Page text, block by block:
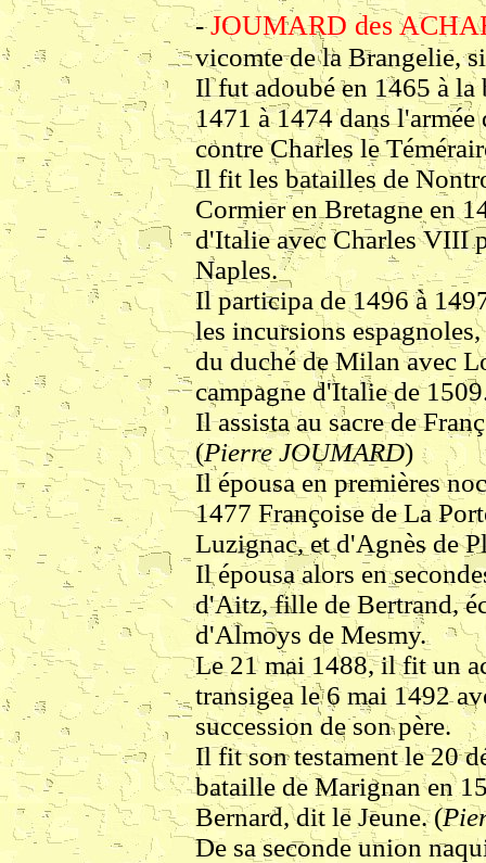
-JOUMARD des
vicomte de la Brangelie,
Il fut adoubé en 1465 à
1471 à 1474 dans
contre Charles le
Il fit les batailles de
Cormier en Bretagne en
d'Italie avec Charles VIII
Naples.
Il participa de 1496 à
les incursions
du duché de Milan avec
campagne d'Italie de
Il assista au sacre de
(Pierre JOUMARD)
Il épousa en premières
1477 Françoise de La
Luzignac, et d'Agnès de
Il épousa alors en
d'Aitz, fille de Bertrand,
d'Almoys de Mesmy.
Le 21 mai 1488, il fit un
transigea le 6 mai 1492
succession de son père.
Il fit son testament le 20
bataille de Marignan en
Bernard, dit le Jeune. (
De sa seconde union